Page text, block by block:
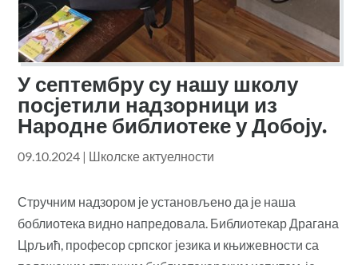
У септембру су нашу школу
посјетили надзорници из
Народне библиотеке у Добоју.
09.10.2024 | Школске актуелности
Стручним надзором је установљено да је наша
боблиотека видно напредовала. Библиотекар Драгана
Црљић, професор српског језика и књижевности са